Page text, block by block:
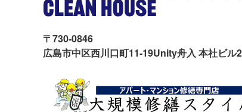
〒730-0846
広島市中区西川口町11-19Unity舟入 本社ビル